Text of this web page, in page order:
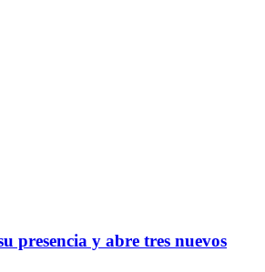
presencia y abre tres nuevos